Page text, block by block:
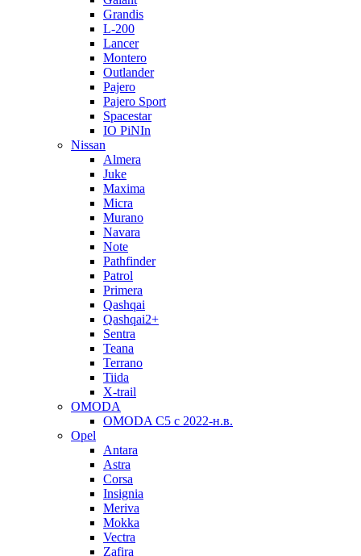
Grandis
L-200
Lancer
Montero
Outlander
Pajero
Pajero Sport
Spacestar
IO PiNIn
Nissan
Almera
Juke
Maxima
Micra
Murano
Navara
Note
Pathfinder
Patrol
Primera
Qashqai
Qashqai2+
Sentra
Teana
Terrano
Tiida
X-trail
OMODA
OMODA C5 c 2022-н.в.
Opel
Antara
Astra
Corsa
Insignia
Meriva
Mokka
Vectra
Zafira